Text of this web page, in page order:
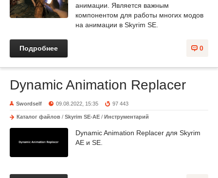
анимации. Является важным
компонентом для работы многих модов
на анимации в Skyrim SE.
0
Подробнее
Dynamic Animation Replacer
Swordself 09.08.2022, 15:35 97 443
Каталог файлов / Skyrim SE-AE / Инструментарий
Dynamic Animation Replacer для Skyrim
AE и SE.